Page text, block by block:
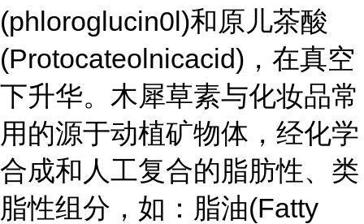
(phloroglucin0l)和原儿茶酸
(Protocateolnicacid)，在真空
下升华。木犀草素与化妆品常
用的源于动植矿物体，经化学
合成和人工复合的脂肪性、类
脂性组分，如：脂油(Fatty